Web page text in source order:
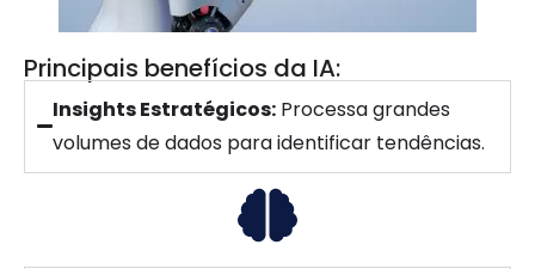
Principais benefícios da IA:
Insights Estratégicos: Processa grandes
volumes de dados para identificar tendências.